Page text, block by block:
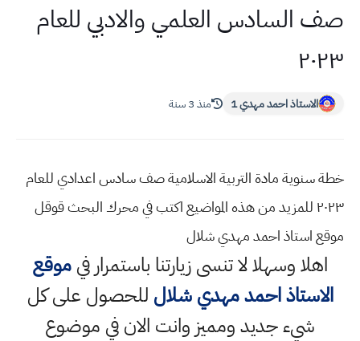
صف السادس العلمي والادبي للعام
٢٠٢٣
الاستاذ احمد مهدي 1 منذ 3 سنة
خطة سنوية مادة التربية الاسلامية صف سادس اعدادي للعام
٢٠٢٣ للمزيد من هذه المواضيع اكتب في محرك البحث قوقل
موقع استاذ احمد مهدي شلال
اهلا وسهلالا تنسى زيارتنا باستمرار فيموقع
الاستاذ احمد مهدي شلال للحصول على كل
شيء جديد ومميز وانت الان في موضوع